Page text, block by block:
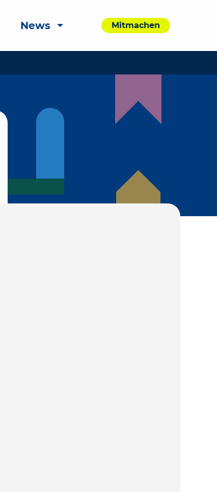
News Mitmachen